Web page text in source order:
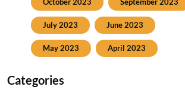
July 2023 June 2023
May 2023 April 2023
Categories